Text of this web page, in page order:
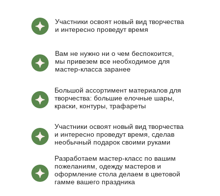
Вам не нужно ни о чем беспокоится,
мы привезем все необходимое для
мастер-класса заранее
Большой ассортимент материалов для
творчества: большие елочные шары,
краски, контуры, трафареты
Участники освоят новый вид творчества
и интересно проведут время, сделав
необычный подарок своими руками
Разработаем мастер-класс по вашим
пожеланиям, одежду мастеров и
оформление стола делаем в цветовой
гамме вашего праздника
Участники освоят новый вид творчества
и интересно проведут время